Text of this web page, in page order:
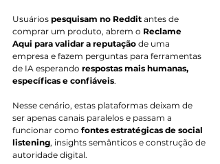
Usuários pesquisam no Reddit antes de
comprar um produto, abrem o Reclame
Aqui para validar a reputação de uma
empresa e fazem perguntas para ferramentas
de IA esperando respostas mais humanas,
específicas e confiáveis.
Nesse cenário, estas plataformas deixam de
ser apenas canais paralelos e passam a
funcionar como fontes estratégicas de social
listening, insights semânticos e construção de
autoridade digital.